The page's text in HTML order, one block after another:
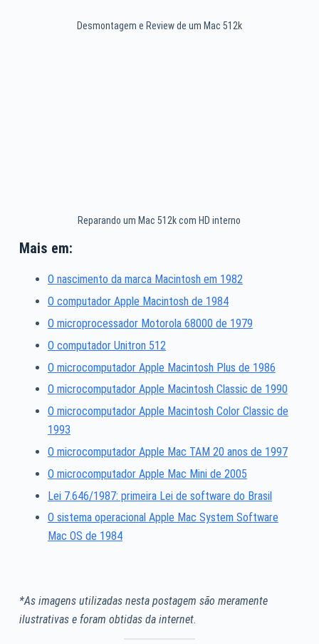
Desmontagem e Review de um Mac 512k
Reparando um Mac 512k com HD interno
Mais em:
O nascimento da marca Macintosh em 1982
O computador Apple Macintosh de 1984
O microprocessadorMotorola 68000 de 1979
O computador Unitron 512
O microcomputador Apple Macintosh Plus de 1986
O microcomputador Apple Macintosh Classic de 1990
O microcomputador Apple Macintosh Color Classic de
1993
O microcomputador Apple Mac TAM 20 anos de 1997
O microcomputador Apple Mac Mini de 2005
Lei 7.646/1987: primeira Lei de software do Brasil
O sistema operacional Apple Mac System Software
Mac OS de 1984
*As imagens utilizadas nesta postagem são meramente
ilustrativas e foram obtidas da internet.